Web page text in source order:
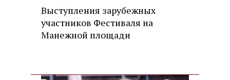
Выступления зарубежных
участников Фестиваля на
Манежной площади